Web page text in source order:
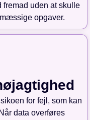
fremad uden at skulle
opgaver.
for fejl, som kan
data overføres